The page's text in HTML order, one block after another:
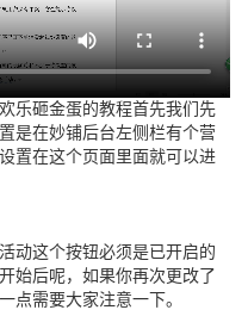
乐砸金蛋的教程首先我们先
是在妙铺后台左侧栏有个营
置在这个页面里面就可以进
动这个按钮必须是已开启的
始后呢，如果你再次更改了
点需要大家注意一下。